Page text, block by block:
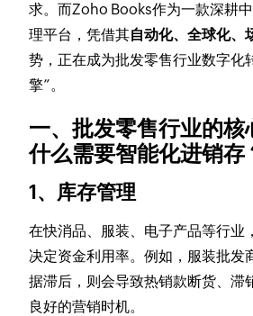
求。而Zoho Books作为一款深耕
理平台，凭借其自动化、全球化、
势，正在成为批发零售行业数字化
擎”。
一、批发零售行业的核
什么需要智能化进销存
1、 库存管理
在快消品、服装、电子产品等行业
决定资金利用率。例如，服装批发
据滞后，则会导致热销款断货、滞
良好的营销时机。